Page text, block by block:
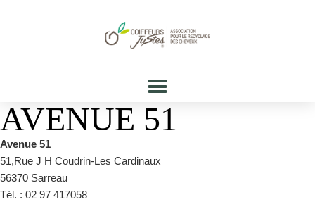
AVENUE 51
Avenue 51
51,Rue J H Coudrin-Les Cardinaux
56370 Sarreau
Tél. : 02 97 417058